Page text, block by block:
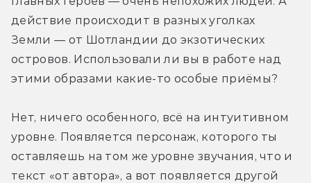
действие происходит в разных уголках
Земли — от Шотландии до экзотических
островов. Использовали ли вы в работе над
этими образами какие-то особые приёмы?
Нет, ничего особенного, всё на интуитивном
уровне. Появляется персонаж, которого ты
оставляешь на том же уровне звучания, что и
текст «от автора», а вот появляется другой